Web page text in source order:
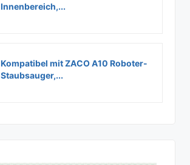
Innenbereich,...
Kompatibel mit ZACO A10 Roboter-
Staubsauger,...